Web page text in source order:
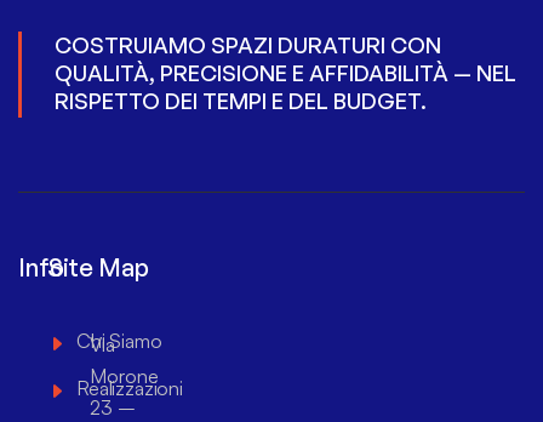
COSTRUIAMO SPAZI DURATURI CON
QUALITÀ, PRECISIONE E AFFIDABILITÀ — NEL
RISPETTO DEI TEMPI E DEL BUDGET.
Info
Via
Morone
23 –
Site Map
Chi Siamo
Realizzazioni